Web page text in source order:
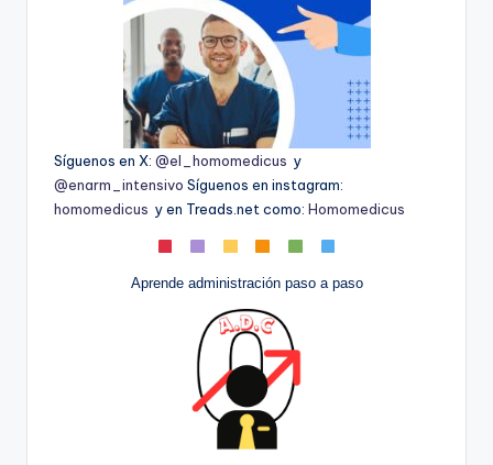
Síguenos en X: @el_homomedicus y
@enarm_intensivo Síguenos en instagram:
homomedicus y en Treads.net como: Homomedicus
Aprende administración paso a paso